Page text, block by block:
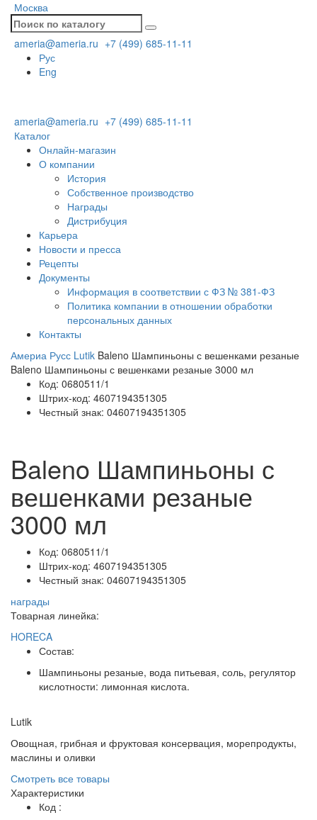
Москва
ameria@ameria.ru +7 (499) 685-11-11
Рус
Eng
ameria@ameria.ru +7 (499) 685-11-11
Каталог
Онлайн-магазин
О компании
История
Собственное производство
Награды
Дистрибуция
Карьера
Новости и пресса
Рецепты
Документы
Информация в соответствии с ФЗ № 381-ФЗ
Политика компании в отношении обработки
персональных данных
Контакты
Америа Русс Lutik Baleno Шампиньоны с вешенками резаные
Baleno Шампиньоны с вешенками резаные 3000 мл
Код: 0680511/1
Штрих-код: 4607194351305
Честный знак: 04607194351305
Baleno Шампиньоны с
вешенками резаные
3000 мл
Код: 0680511/1
Штрих-код: 4607194351305
Честный знак: 04607194351305
награды
Товарная линейка:
HORECA
Состав:
Шампиньоны резаные, вода питьевая, соль, регулятор
кислотности: лимонная кислота.
Lutik
Овощная, грибная и фруктовая консервация, морепродукты,
маслины и оливки
Смотреть все товары
Характеристики
Код :